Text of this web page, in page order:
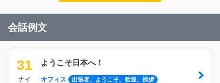
会話例文
31
ナイ
ようこそ日本へ！
オフィス 出張者、ようこそ、歓迎、挨拶